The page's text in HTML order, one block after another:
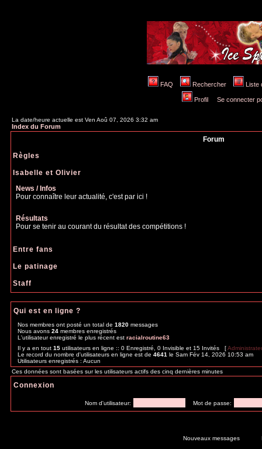
FAQ Rechercher Liste
Profil Se connecter
La date/heure actuelle est Ven Aoû 07, 2026 3:32 am
Index du Forum
Forum
Règles
Isabelle et Olivier
News / Infos
Pour connaître leur actualité, c'est par ici !
Résultats
Pour se tenir au courant du résultat des compétitions !
Entre fans
Le patinage
Staff
Qui est en ligne ?
Nos membres ont posté un total de 1820 messages
Nous avons 24 membres enregistrés
L'utilisateur enregistré le plus récent est racialroutine63
Il y a en tout 15 utilisateurs en ligne :: 0 Enregistré, 0 Invisible et 15 Invités [
Le record du nombre d'utilisateurs en ligne est de 4641 le Sam Fév 14, 2026 10:53 am
Utilisateurs enregistrés : Aucun
Ces données sont basées sur les utilisateurs actifs des cinq dernières minutes
Connexion
Nom d'utilisateur: Mot de passe:
Nouveaux messages